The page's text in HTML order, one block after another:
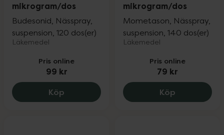
mikrogram/dos
Budesonid, Nässpray,
suspension, 120 dos(er)
Läkemedel
Pris online
99 kr
Köp Livicort 32 mikrogram/dos, 99 kr.
mikrogram/dos
Mometason, Nässpray,
suspension, 140 dos(er)
Läkemedel
Pris online
79 kr
Köp Orimox